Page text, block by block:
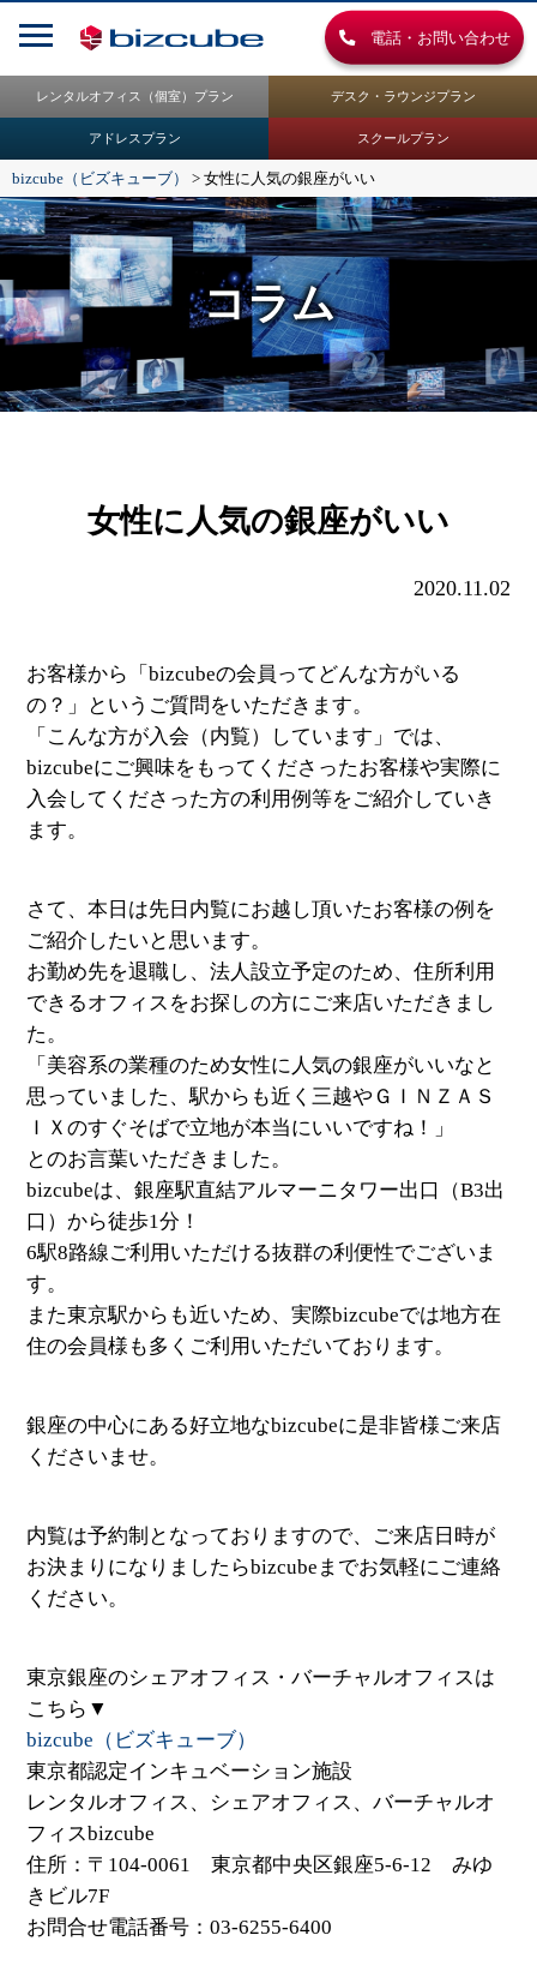
電話・お問い合わせ
レンタルオフィス（個室）プラン デスク・ラウンジプラン
アドレスプラン スクールプラン
bizcube（ビズキューブ） > 女性に人気の銀座がいい
コラム
女性に人気の銀座がいい
2020.11.02
お客様から「bizcubeの会員ってどんな方がいる
の？」というご質問をいただきます。
「こんな方が入会（内覧）しています」では、
bizcubeにご興味をもってくださったお客様や実際に
入会してくださった方の利用例等をご紹介していき
ます。
さて、本日は先日内覧にお越し頂いたお客様の例を
ご紹介したいと思います。
お勤め先を退職し、法人設立予定のため、住所利用
できるオフィスをお探しの方にご来店いただきまし
た。
「美容系の業種のため女性に人気の銀座がいいなと
思っていました、駅からも近く三越やＧＩＮＺＡＳ
ＩＸのすぐそばで立地が本当にいいですね！」
とのお言葉いただきました。
bizcubeは、銀座駅直結アルマーニタワー出口（B3出
口）から徒歩1分！
6駅8路線ご利用いただける抜群の利便性でございま
す。
また東京駅からも近いため、実際bizcubeでは地方在
住の会員様も多くご利用いただいております。
銀座の中心にある好立地なbizcubeに是非皆様ご来店
くださいませ。
内覧は予約制となっておりますので、ご来店日時が
お決まりになりましたらbizcubeまでお気軽にご連絡
ください。
東京銀座のシェアオフィス・バーチャルオフィスは
こちら▼
bizcube（ビズキューブ）
東京都認定インキュベーション施設
レンタルオフィス、シェアオフィス、バーチャルオ
フィスbizcube
住所：〒104-0061 東京都中央区銀座5-6-12 みゆ
きビル7F
お問合せ電話番号：03-6255-6400